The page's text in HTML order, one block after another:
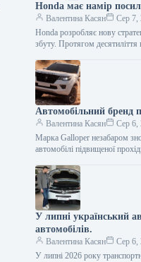
Honda має намір
Валентина Касян
Сер 7,
Honda розробляє нову
збуту. Протягом
Автомобільний бренд
Валентина Касян
Сер 6,
Марка Galloper незабаром
автомобілі підвищеної
У липні український
автомобілів.
Валентина Касян
Сер 6,
У липні 2026 року